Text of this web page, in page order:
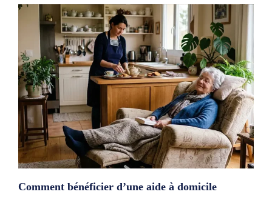
Comment bénéficier d’une aide à domicile